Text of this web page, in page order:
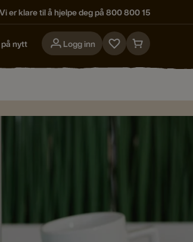
Vi er klare til å hjelpe deg på 800 800 15
nytt Logg inn
Go
to
page
Go
to
page